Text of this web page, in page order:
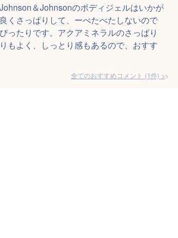
＆Johnsonのボディジェルはいかが
くさっぱりして、ーべたべたしないので
ったりです。アクアミネラルのさっぱり
もよく、しっとり感もあるので、おすす
全てのおすすめコメント (1件) >